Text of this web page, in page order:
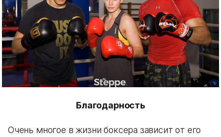
Благодарность
Очень многое в жизни боксера зависит от его